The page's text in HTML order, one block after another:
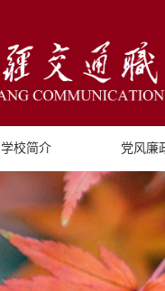
学校简介 党风廉